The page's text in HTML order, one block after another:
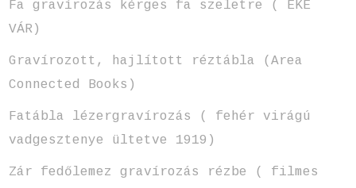
Fa gravírozás kérges fa szeletre ( EKE
VÁR)
Gravírozott, hajlított réztábla (Area
Connected Books)
Fatábla lézergravírozás ( fehér virágú
vadgesztenye ültetve 1919)
Zár fedőlemez gravírozás rézbe ( filmes